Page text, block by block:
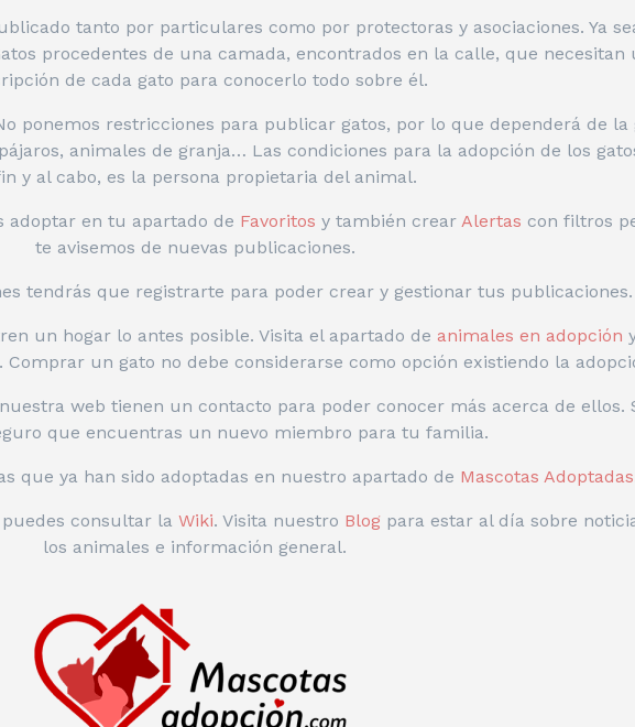
tanto por particulares como por protectoras y asociaciones. Ya
procedentes de una camada, encontrados en la calle, que
de cada gato para conocerlo todo sobre él.
ponemos restricciones para publicar gatos, por lo que dependerá de
animales de granja… Las condiciones para la adopción de los
y al cabo, es la persona propietaria del animal.
adoptar en tu apartado de Favoritos y también crear Alertas con filtros
te avisemos de nuevas publicaciones.
tendrás que registrarte para poder crear y gestionar tus publicaciones.
un hogar lo antes posible. Visita el apartado de animales en adopción
un gato no debe considerarse como opción existiendo la
web tienen un contacto para poder conocer más acerca de ellos.
que encuentras un nuevo miembro para tu familia.
que ya han sido adoptadas en nuestro apartado de Mascotas Adoptadas
consultar la Wiki. Visita nuestro Blog para estar al día sobre
los animales e información general.